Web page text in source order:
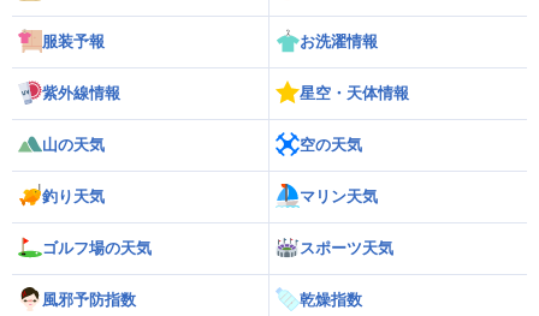
服装予報 お洗濯情報
紫外線情報 星空・天体情報
山の天気 空の天気
釣り天気 マリン天気
ゴルフ場の天気 スポーツ天気
風邪予防指数 乾燥指数